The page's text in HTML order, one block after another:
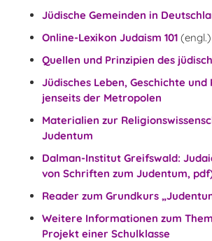
Jüdische Gemeinden in
Online-Lexikon Judaism 101 (engl.)
Quellen und Prinzipien des
Jüdisches Leben, Geschichte
jenseits der Metropolen
Materialien zur
Judentum
Dalman-Institut Greifswald:
von Schriften zum Judentum,
Reader zum Grundkurs
Weitere Informationen zum
Projekt einer Schulklasse